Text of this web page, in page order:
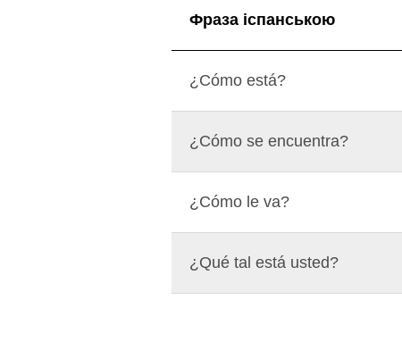
Фраза іспанською
¿Cómo está?
¿Cómo se encuentra?
¿Cómo le va?
¿Qué tal está usted?